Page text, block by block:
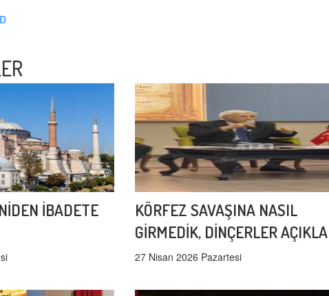
İBADETE
KÖRFEZ SAVAŞINA NASIL
GİRMEDİK, DİNÇERLER
27 Nisan 2026 Pazartesi